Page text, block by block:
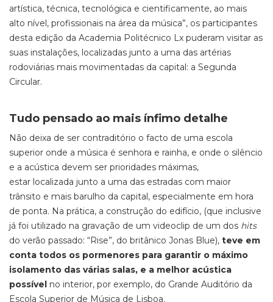
artística, técnica, tecnológica e cientificamente, ao mais
alto nível, profissionais na área da música”, os participantes
desta edição da Academia Politécnico Lx puderam visitar as
suas instalações, localizadas junto a uma das artérias
rodoviárias mais movimentadas da capital: a Segunda
Circular.
Tudo pensado ao mais ínfimo detalhe
Não deixa de ser contraditório o facto de uma escola
superior onde a música é senhora e rainha, e onde o silêncio
e a acústica devem ser prioridades máximas,
estar localizada junto a uma das estradas com maior
trânsito e mais barulho da capital, especialmente em hora
de ponta. Na prática, a construção do edifício, (que inclusive
já foi utilizado na gravação de um videoclip de um dos hits
do verão passado: “Rise”, do britânico Jonas Blue), teve em
conta todos os pormenores para garantir o máximo
isolamento das várias salas, e a melhor acústica
possível no interior, por exemplo, do Grande Auditório da
Escola Superior de Música de Lisboa.